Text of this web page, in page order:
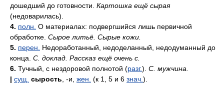
дошедший до готовности. Картошка ещё сырая
(недоварилась).
4. полн. О материалах: подвергшийся лишь первичной
обработке. Сырое литьё. Сырые кожи.
5. перен.
Недоработанный, недоделанный, недодуманный до
конца. С. доклад. Рассказ ещё очень с.
6. Тучный, с нездоровой полнотой (разг.). С. мужчина.
| сущ. сырость , -и, жен. (к 1, 5 и 6 знач. ).